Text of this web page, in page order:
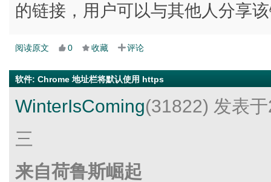
的链接，用户可以与其他人分享
阅读原文 0 收藏 评论
软件: Chrome 地址栏将默认使用 https
WinterIsComing(31822) 发表
三
来自荷鲁斯崛起